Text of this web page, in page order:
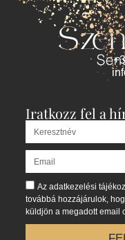
Iratkozz fel a
Az adatkezelési
továbbá hozzájárulok,
küldjön a megadott email